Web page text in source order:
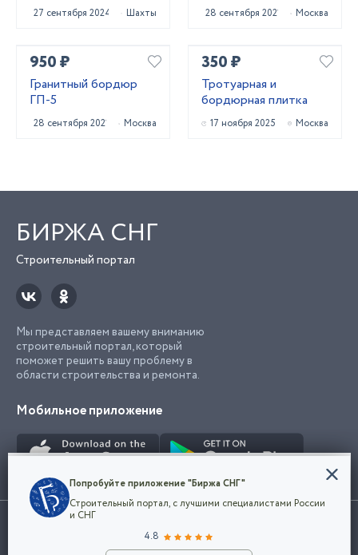
27 сентября 2024 Шахты 28 сентября 2021 Москва
950 ₽
Гранитный бордюр
ГП-5
28 сентября 2021 Москва
350 ₽
Тротуарная и
бордюрная плитка
17 ноября 2025 Москва
БИРЖА СНГ
Строительный портал
Мы представляем вашему вниманию
строительный портал, который
поможет решить вашу проблему в
области строительства и ремонта.
Мобильное приложение
Использование сайта, в том числе подача объявлений, означает
марки представленные на сайте являются собственностью их
Конфиденциальность
Мы используем файлы cookie, чтобы сделать
наш сайт удобным для каждого
Политикой конфиденциальности компании
Попробуйте приложение "Биржа СНГ"
Строительный портал, с лучшими специалистами России
и СНГ
4.8